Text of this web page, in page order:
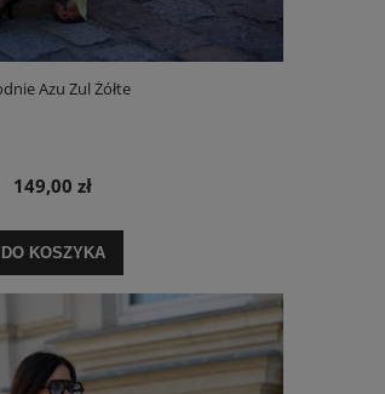
Azu Zul Żółte
149,00 zł
DO KOSZYKA